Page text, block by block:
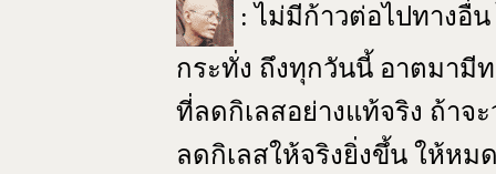
: ไม่มีก้าวต่อไปทางอื่
กระทั่ง ถึงทุกวันนี้ อาตมามี
ที่ลดกิเลสอย่างแท้จริง ถ้าจ
ลดกิเลสให้จริงยิ่งขึ้น ให้หม